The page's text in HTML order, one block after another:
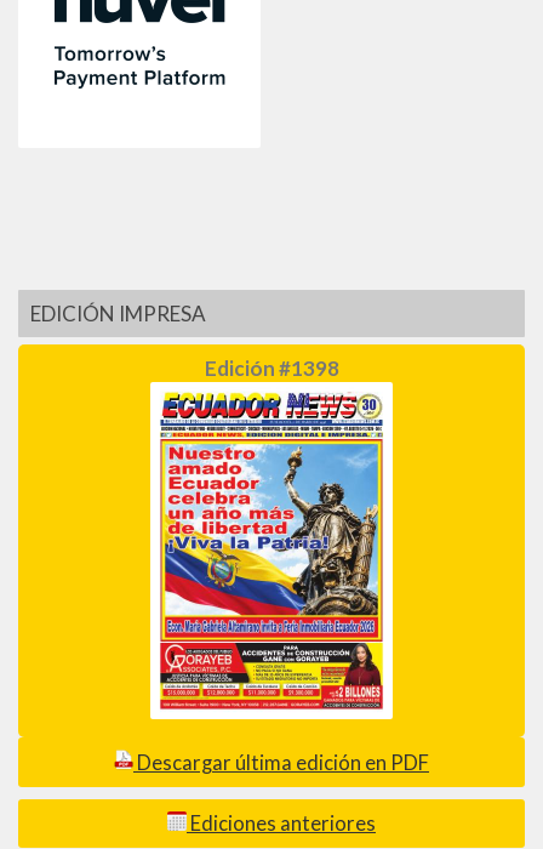
EDICIÓN IMPRESA
Edición #1398
Descargar última edición en PDF
Ediciones anteriores